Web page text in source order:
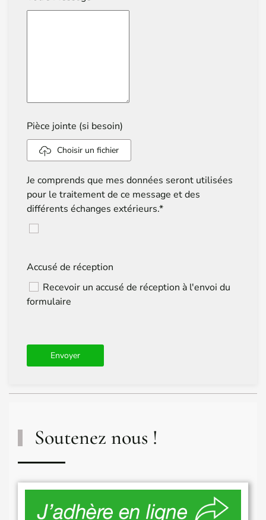
Pièce jointe (si besoin)
Choisir un fichier
Je comprends que mes données seront utilisées
pour le traitement de ce message et des
différents échanges extérieurs.*
Accusé de réception
Recevoir un accusé de réception à l'envoi du
formulaire
Soutenez nous !